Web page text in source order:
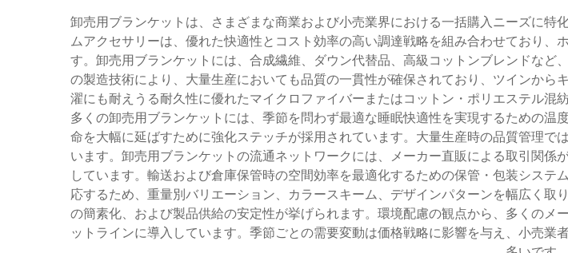
卸売用ブランケットは、さまざまな商業および小売業界における一括購入ニーズに
ムアクセサリーは、優れた快適性とコスト効率の高い調達戦略を組み合わせており
す。卸売用ブランケットには、合成繊維、ダウン代替品、高級コットンブレンドな
の製造技術により、大量生産においても品質の一貫性が確保されており、ツインか
濯にも耐えうる耐久性に優れたマイクロファイバーまたはコットン・ポリエステル混
多くの卸売用ブランケットには、季節を問わず最適な睡眠快適性を実現するための
命を大幅に延ばすために強化ステッチが採用されています。大量生産時の品質管理
います。卸売用ブランケットの流通ネットワークには、メーカー直販による取引関
しています。輸送および倉庫保管時の空間効率を最適化するための保管・包装シス
応するため、重量別バリエーション、カラースキーム、デザインパターンを幅広く
の簡素化、および製品供給の安定性が挙げられます。環境配慮の観点から、多くの
ットラインに導入しています。季節ごとの需要変動は価格戦略に影響を与え、小売